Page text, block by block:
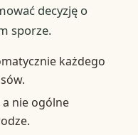
decyzję o
sporze.
każdego
nie ogólne